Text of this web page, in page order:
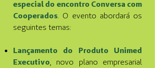
especial do encontro Conversa com
Cooperados. O evento abordará os
seguintes temas:
Lançamento do Produto Unimed
Executivo, novo plano empresarial